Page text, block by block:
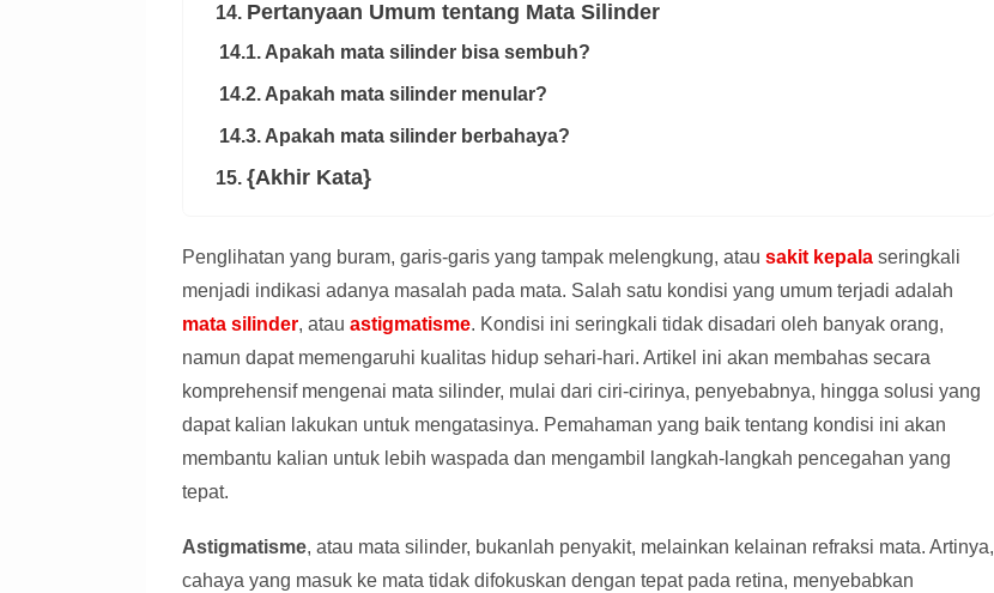
14. Pertanyaan Umum tentang Mata Silinder
14.1. Apakah mata silinder bisa sembuh?
14.2. Apakah mata silinder menular?
14.3. Apakah mata silinder berbahaya?
15. {Akhir Kata}
Penglihatan yang buram, garis-garis yang tampak melengkung, atau sakit kepala seringkali
menjadi indikasi adanya masalah pada mata. Salah satu kondisi yang umum terjadi adalah
mata silinder, atau astigmatisme. Kondisi ini seringkali tidak disadari oleh banyak orang,
namun dapat memengaruhi kualitas hidup sehari-hari. Artikel ini akan membahas secara
komprehensif mengenai mata silinder, mulai dari ciri-cirinya, penyebabnya, hingga solusi yang
dapat kalian lakukan untuk mengatasinya. Pemahaman yang baik tentang kondisi ini akan
membantu kalian untuk lebih waspada dan mengambil langkah-langkah pencegahan yang
tepat.
Astigmatisme, atau mata silinder, bukanlah penyakit, melainkan kelainan refraksi mata. Artinya,
cahaya yang masuk ke mata tidak difokuskan dengan tepat pada retina, menyebabkan